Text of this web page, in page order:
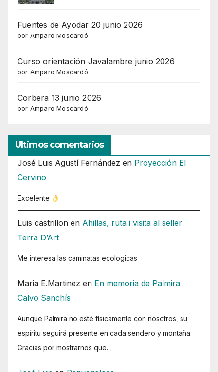
Fuentes de Ayodar 20 junio 2026
por Amparo Moscardó
Curso orientación Javalambre junio 2026
por Amparo Moscardó
Corbera 13 junio 2026
por Amparo Moscardó
Ultimos comentarios
José Luis Agustí Fernández en Proyección El
Cervino
Excelente
Luis castrillon en Ahillas, ruta i visita al seller
Terra D’Art
Me interesa las caminatas ecologicas
Maria E.Martinez en En memoria de Palmira
Calvo Sanchís
Aunque Palmira no esté físicamente con nosotros, su
espíritu seguirá presente en cada sendero y montaña.
Gracias por mostrarnos que…